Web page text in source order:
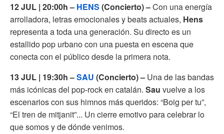
12 JUL | 20:00h – HENS (Concierto) –Con una energía
arrolladora, letras emocionales y beats actuales, Hens
representa a toda una generación. Su directo es un
estallido pop urbano con una puesta en escena que
conecta con el público desde la primera nota.
13 JUL | 19:30h –SAU (Concierto) – Una de las bandas
más icónicas del pop-rock en catalán. Sau vuelve a los
escenarios con sus himnos más queridos: “Boig per tu”,
“El tren de mitjanit”... Un cierre emotivo para celebrar lo
que somos y de dónde venimos.